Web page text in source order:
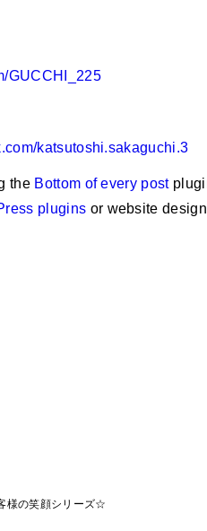
GUCCHI_225
katsutoshi.sakaguchi.3
the Bottom of every post
plugins or website
様の笑顔シリーズ☆